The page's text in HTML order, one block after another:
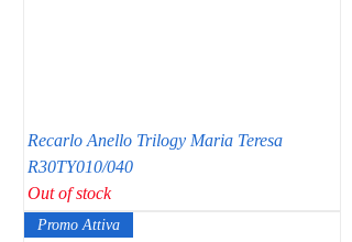
Recarlo Anello Trilogy Maria Teresa
R30TY010/040
Out of stock
Promo Attiva